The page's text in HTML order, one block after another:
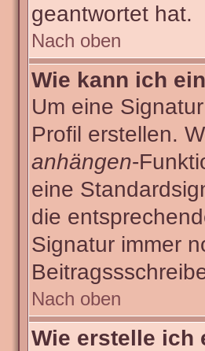
geantwortet hat.
Nach oben
Wie kann ich
Um eine
Profil erstellen.
anhängen-
eine
die
Signatur immer
Nach oben
Wie erstelle ich